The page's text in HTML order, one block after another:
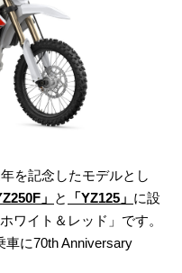
を記念したモデルとし
」 と 「YZ125」 に設
ワイト＆レッド」です。
に70th Anniversary